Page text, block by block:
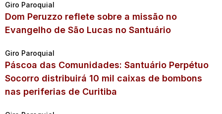
Giro Paroquial
Dom Peruzzo reflete sobre a missão no
Evangelho de São Lucas no Santuário
Giro Paroquial
Páscoa das Comunidades: Santuário Perpétuo
Socorro distribuirá 10 mil caixas de bombons
nas periferias de Curitiba